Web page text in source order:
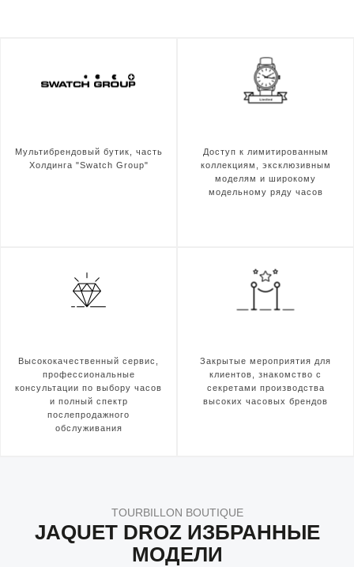
Мультибрендовый бутик, часть
Холдинга "Swatch Group"
Доступ к лимитированным
коллекциям, эксклюзивным
моделям и широкому
модельному ряду часов
Высококачественный сервис,
профессиональные
консультации по выбору часов
и полный спектр
послепродажного
обслуживания
Закрытые мероприятия для
клиентов, знакомство с
секретами производства
высоких часовых брендов
TOURBILLON BOUTIQUE
JAQUET DROZ ИЗБРАННЫЕ
МОДЕЛИ